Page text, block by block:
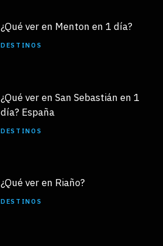
¿Qué ver en Menton en 1 día?
DESTINOS
¿Qué ver en San Sebastián en 1
día? España
DESTINOS
¿Qué ver en Riaño?
DESTINOS